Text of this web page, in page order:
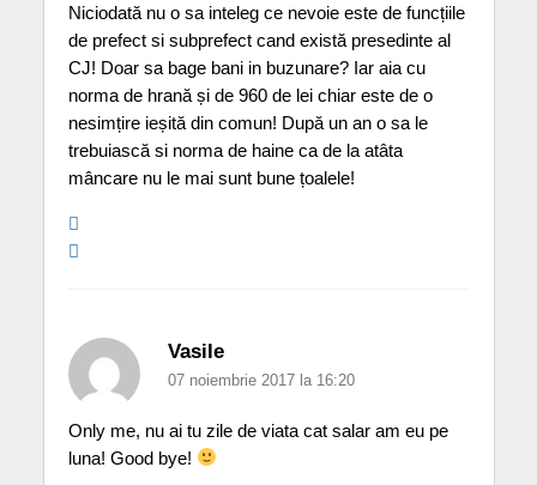
Niciodată nu o sa inteleg ce nevoie este de funcțiile
de prefect si subprefect cand există presedinte al
CJ! Doar sa bage bani in buzunare? Iar aia cu
norma de hrană și de 960 de lei chiar este de o
nesimțire ieșită din comun! După un an o sa le
trebuiască si norma de haine ca de la atâta
mâncare nu le mai sunt bune țoalele!
Vasile
07 noiembrie 2017 la 16:20
Only me, nu ai tu zile de viata cat salar am eu pe
luna! Good bye!